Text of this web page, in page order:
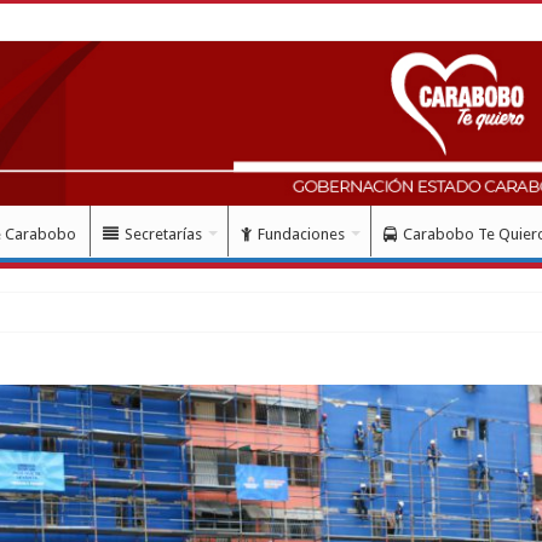
Carabobo Secretarías Fundaciones Carabobo Te